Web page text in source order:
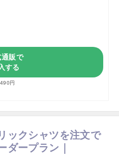
販で
する
円
ックシャツを注文で
ダープラン｜